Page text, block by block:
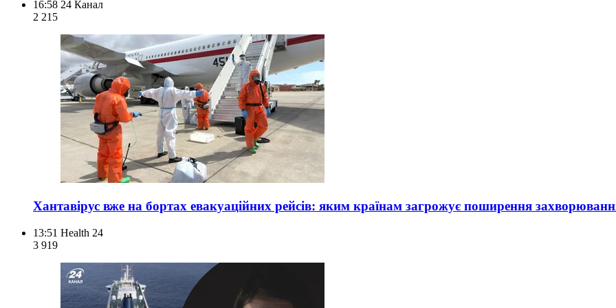
16:58 24 Канал
2 215
Хантавірус вже на бортах евакуаційних рейсів: яким країнам загрожує поширення
13:51 Health 24
3 919